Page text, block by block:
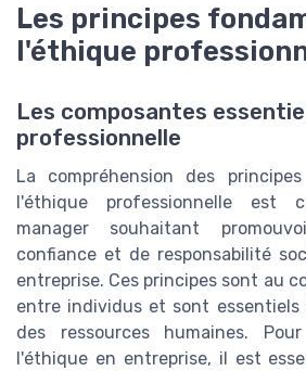
Les principes
l'éthique
Les composantes
professionnelle
La compréhension des
l'éthique professionnelle est
manager souhaitant
confiance et de responsabilité
entreprise. Ces principes sont au
entre individus et sont essentiels
des ressources humaines.
l'éthique en entreprise, il est